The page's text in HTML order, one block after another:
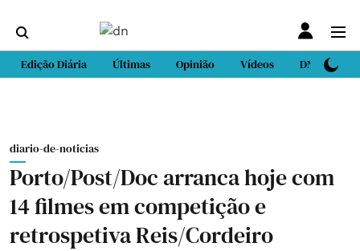
Edição Diária Últimas Opinião Vídeos DN Sport
diario-de-noticias
Porto/Post/Doc arranca hoje com
14 filmes em competição e
retrospetiva Reis/Cordeiro